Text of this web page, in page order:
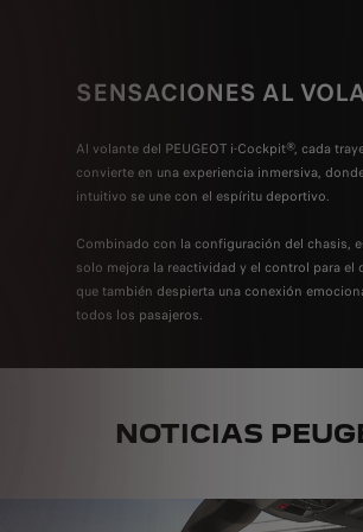
SENSACIONES AL
Al volante del PEUGEOT i-Cockpit®, cada
convierte en una experiencia inmersiva,
intuitivo se une con el espíritu deportivo.
Combinado con la configuración del chasis,
solo mejora la reactividad y el control para el
que también despierta una conexión
todos los pasajeros.
NOTICIAS